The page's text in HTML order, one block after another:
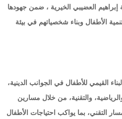
العضيبي الخيرية ، ضمن جهودها
الأطفال وبناء شخصياتهم في بيئة
القيمي للأطفال في الجوانب الدينية،
والرياضية، والتقنية، من خلال مسارين
التقني، بما يواكب احتياجات الأطفال